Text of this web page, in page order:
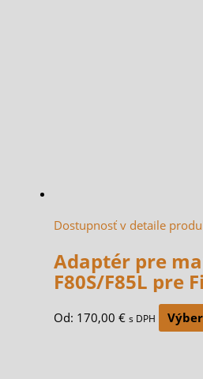
Dostupnosť v detaile
Adaptér pre
F80S/F85L pre
Od: 170,00 € s DPH